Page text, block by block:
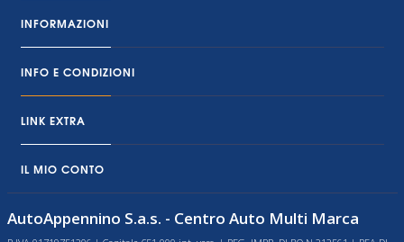
INFORMAZIONI
INFO E CONDIZIONI
LINK EXTRA
IL MIO CONTO
AutoAppennino S.a.s. - Centro Auto Multi Marca